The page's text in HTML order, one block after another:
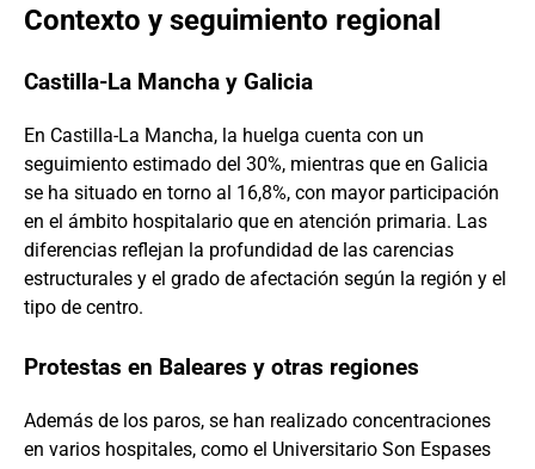
Contexto y seguimiento regional
Castilla-La Mancha y Galicia
En Castilla-La Mancha, la huelga cuenta con un
seguimiento estimado del 30%, mientras que en Galicia
se ha situado en torno al 16,8%, con mayor participación
en el ámbito hospitalario que en atención primaria. Las
diferencias reflejan la profundidad de las carencias
estructurales y el grado de afectación según la región y el
tipo de centro.
Protestas en Baleares y otras regiones
Además de los paros, se han realizado concentraciones
en varios hospitales, como el Universitario Son Espases